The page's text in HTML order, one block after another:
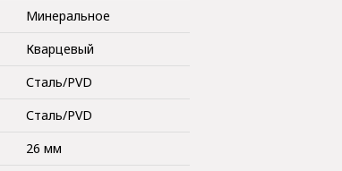
Минеральное
Кварцевый
Сталь/PVD
Сталь/PVD
26 мм